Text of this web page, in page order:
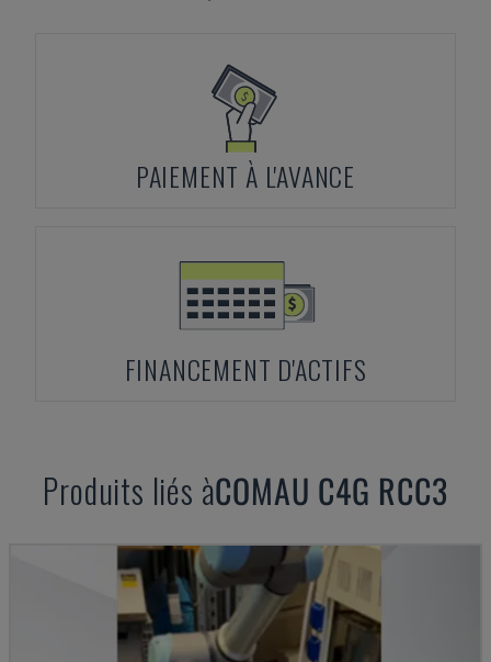
PAIEMENT À L'AVANCE
FINANCEMENT D'ACTIFS
Produits liés àCOMAU C4G RCC3